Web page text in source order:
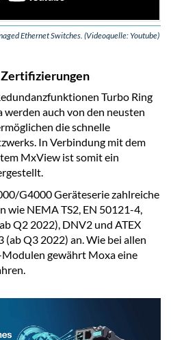
Ethernet Switches. (Videoquelle: Youtube)
Turbo Ring
auch von den neusten
die schnelle
In Verbindung mit dem
MxView ist somit ein
G4000 Geräteserie zahlreiche
NEMA TS2, EN 50121-4,
Q2 2022), DNV2 und ATEX
(ab Q3 2022) an. Wie bei allen
gewährt Moxa eine